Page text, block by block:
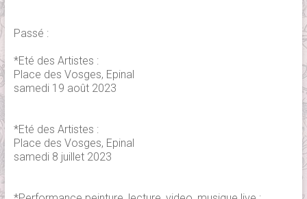
Passé :
*Eté des Artistes :
Place des Vosges, Epinal
samedi 19 août 2023
*Eté des Artistes :
Place des Vosges, Epinal
samedi 8 juillet 2023